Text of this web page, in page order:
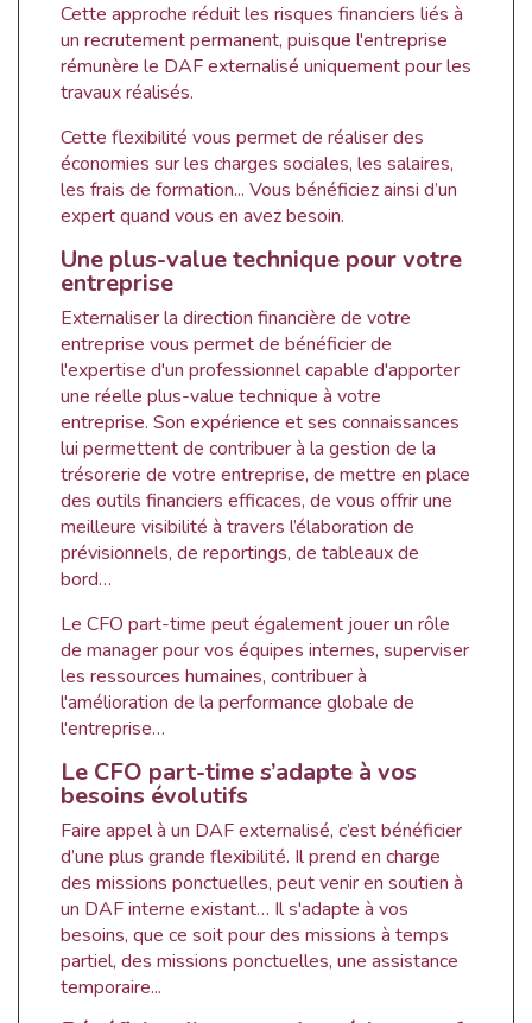
Cette approche réduit les risques financiers liés à
un recrutement permanent, puisque l'entreprise
rémunère le DAF externalisé uniquement pour les
travaux réalisés.
Cette flexibilité vous permet de réaliser des
économies sur les charges sociales, les salaires,
les frais de formation... Vous bénéficiez ainsi d’un
expert quand vous en avez besoin.
Une plus-value technique pour votre
entreprise
Externaliser la direction financière de votre
entreprise vous permet de bénéficier de
l'expertise d'un professionnel capable d'apporter
une réelle plus-value technique à votre
entreprise. Son expérience et ses connaissances
lui permettent de contribuer à la gestion de la
trésorerie de votre entreprise, de mettre en place
des outils financiers efficaces, de vous offrir une
meilleure visibilité à travers l’élaboration de
prévisionnels, de reportings, de tableaux de
bord…
Le CFO part-time peut également jouer un rôle
de manager pour vos équipes internes, superviser
les ressources humaines, contribuer à
l'amélioration de la performance globale de
l'entreprise…
Le CFO part-time s’adapte à vos
besoins évolutifs
Faire appel à un DAF externalisé, c’est bénéficier
d’une plus grande flexibilité. Il prend en charge
des missions ponctuelles, peut venir en soutien à
un DAF interne existant… Il s'adapte à vos
besoins, que ce soit pour des missions à temps
partiel, des missions ponctuelles, une assistance
temporaire...